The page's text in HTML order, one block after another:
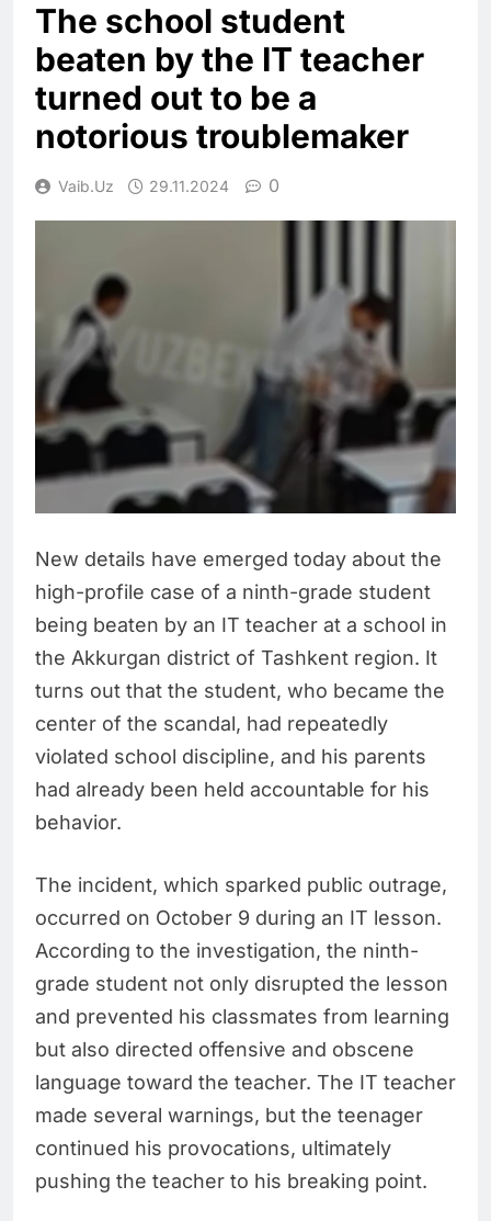
The school student
beaten by the IT teacher
turned out to be a
notorious troublemaker
Vaib.uz 29.11.2024 0
New details have emerged today about the
high-profile case of a ninth-grade student
being beaten by an IT teacher at a school in
the Akkurgan district of Tashkent region. It
turns out that the student, who became the
center of the scandal, had repeatedly
violated school discipline, and his parents
had already been held accountable for his
behavior.
The incident, which sparked public outrage,
occurred on October 9 during an IT lesson.
According to the investigation, the ninth-
grade student not only disrupted the lesson
and prevented his classmates from learning
but also directed offensive and obscene
language toward the teacher. The IT teacher
made several warnings, but the teenager
continued his provocations, ultimately
pushing the teacher to his breaking point.